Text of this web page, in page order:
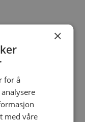
×
for å
med våre